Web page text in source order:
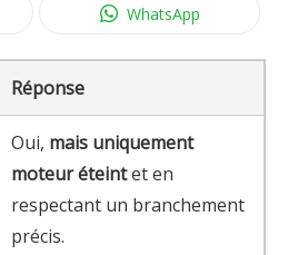
WhatsApp
Réponse
Oui, mais uniquement
moteur éteintet en
respectant un branchement
précis.